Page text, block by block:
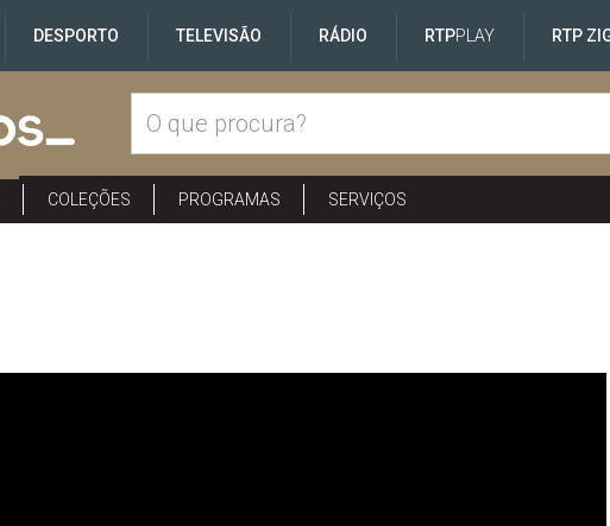
DESPORTO TELEVISÃO RÁDIO RTPPLAY RTP
COLEÇÕES PROGRAMAS SERVIÇOS